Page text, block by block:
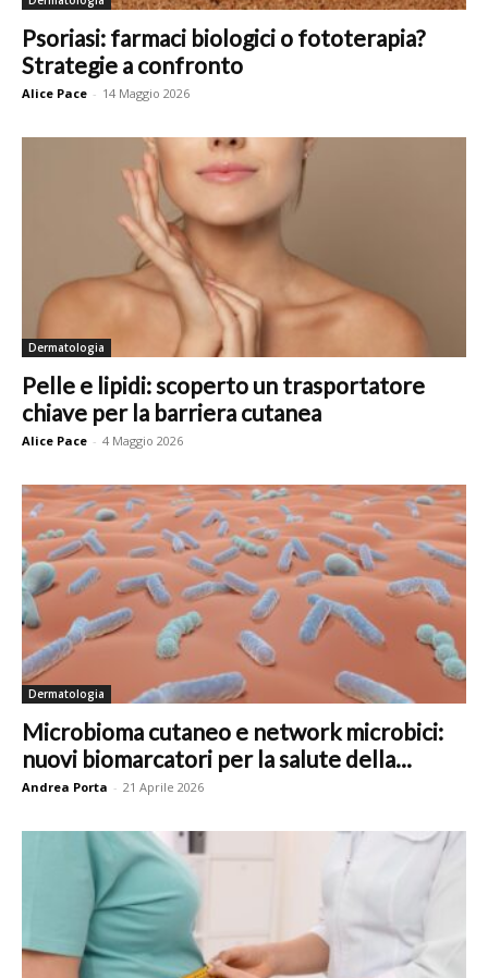
Psoriasi: farmaci biologici o fototerapia?
Strategie a confronto
Alice Pace - 14 Maggio 2026
Dermatologia
Pelle e lipidi: scoperto un trasportatore
chiave per la barriera cutanea
Alice Pace - 4 Maggio 2026
Dermatologia
Microbioma cutaneo e network microbici:
nuovi biomarcatori per la salute della...
Andrea Porta - 21 Aprile 2026